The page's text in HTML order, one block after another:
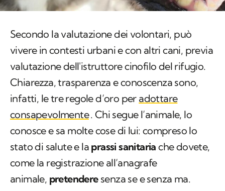
Secondo la valutazione dei volontari, può
vivere in contesti urbani e con altri cani, previa
valutazione dell'istruttore cinofilo del rifugio.
Chiarezza, trasparenza e conoscenza sono,
infatti, le tre regole d’oro per adottare
consapevolmente. Chi segue l’animale, lo
conosce e sa molte cose di lui: compreso lo
stato di salute e la prassi sanitaria che dovete,
come la registrazione all’anagrafe
animale, pretenderesenza se e senza ma.